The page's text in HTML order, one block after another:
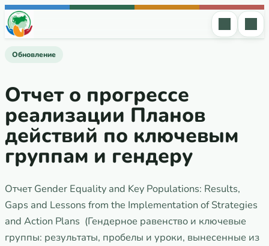
Перейти к содержимому
Обновление
Отчет о прогрессе
реализации Планов
действий по ключевым
группам и гендеру
Отчет Gender Equality and Key Populations: Results,
Gaps and Lessons from the Implementation of Strategies
and Action Plans (Гендерное равенство и ключевые
группы: результаты, пробелы и уроки, вынесенные из